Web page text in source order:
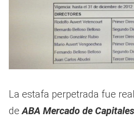
La estafa perpetrada fue
deABA Mercado de Capitales